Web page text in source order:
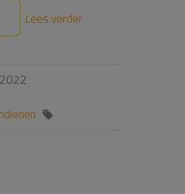
Lees verder
